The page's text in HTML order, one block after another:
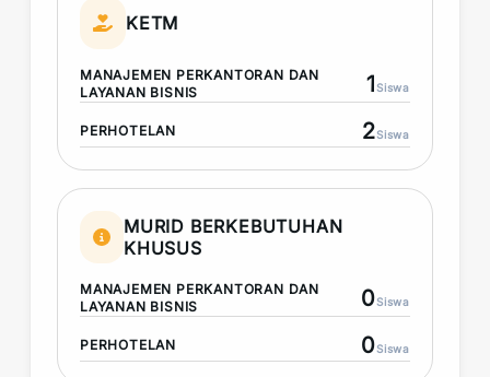
KETM
MANAJEMEN PERKANTORAN DAN
LAYANAN BISNIS
1Siswa
PERHOTELAN 2Siswa
MURID BERKEBUTUHAN
KHUSUS
MANAJEMEN PERKANTORAN DAN
LAYANAN BISNIS
0Siswa
PERHOTELAN 0Siswa